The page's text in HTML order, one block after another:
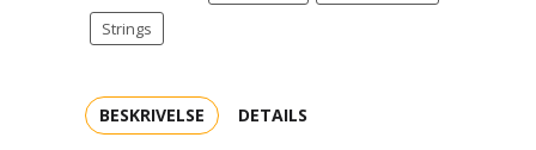
Strings
BESKRIVELSE DETAILS